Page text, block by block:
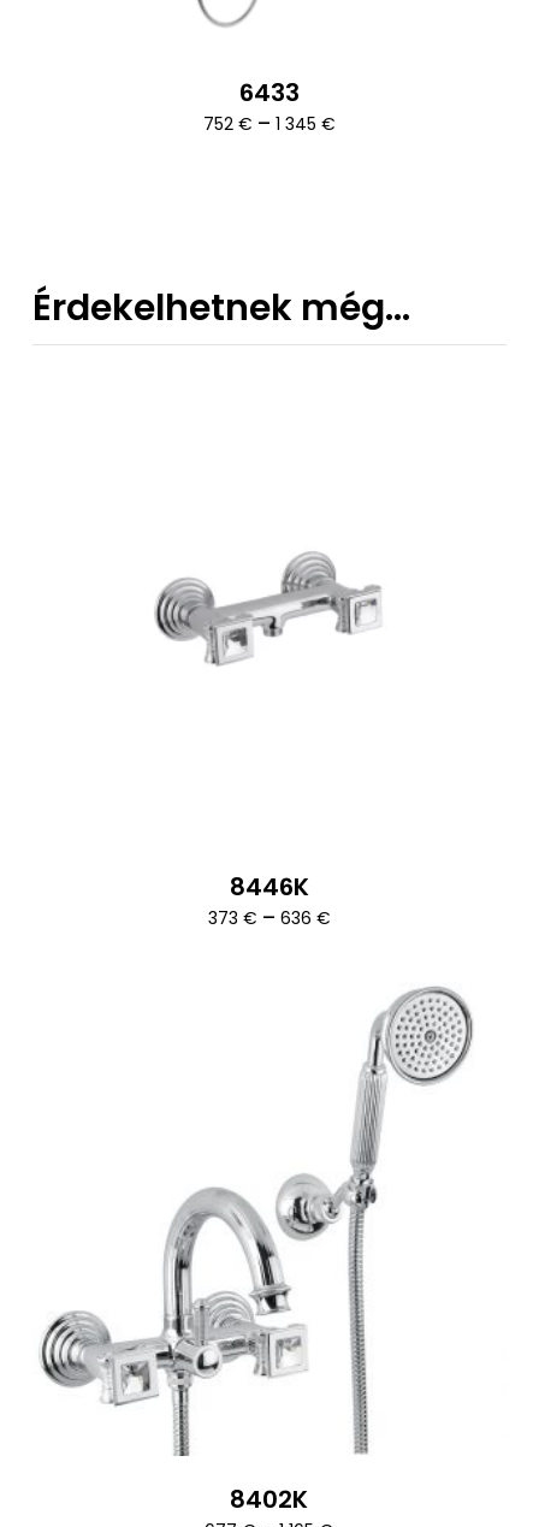
6433
752 € – 1 345 €Ártartomány:
Érdekelhetnek még…
8446K
373 € – 636 €Ártartomány:
8402K